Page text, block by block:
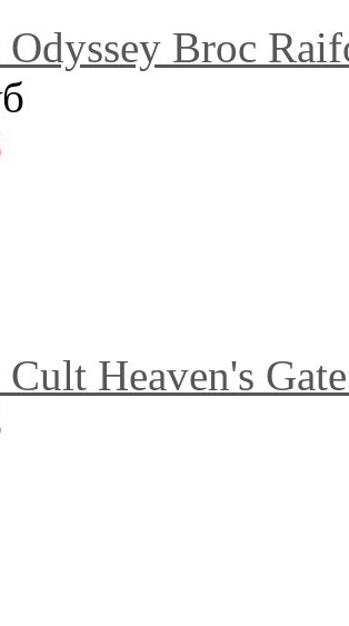
Broc
Heaven's